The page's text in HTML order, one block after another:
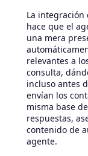
La integración
hace que el
una mera
relevantes a
consulta,
incluso antes
envían los
misma base
respuestas,
contenido de
agente.